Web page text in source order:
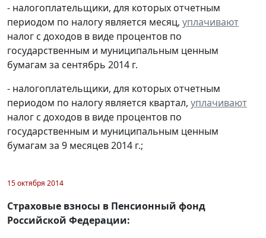
- налогоплательщики, для которых отчетным
периодом по налогу является месяц, уплачивают
налог с доходов в виде процентов по
государственным и муниципальным ценным
бумагам за сентябрь 2014 г.
- налогоплательщики, для которых отчетным
периодом по налогу является квартал, уплачивают
налог с доходов в виде процентов по
государственным и муниципальным ценным
бумагам за 9 месяцев 2014 г.;
15 октября 2014
Страховые взносы в Пенсионный фонд
Российской Федерации: